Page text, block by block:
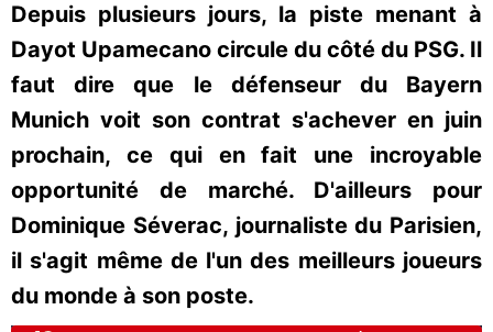
Depuis plusieurs jours, la piste menant à
Dayot Upamecano circule du côté du PSG. Il
faut dire que le défenseur du Bayern
Munich voit son contrat s'achever en juin
prochain, ce qui en fait une incroyable
opportunité de marché. D'ailleurs pour
Dominique Séverac, journaliste du Parisien,
il s'agit même de l'un des meilleurs joueurs
du monde à son poste.